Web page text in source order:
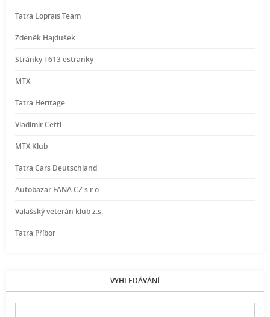
Tatra Loprais Team
Zdeněk Hajdušek
Stránky T613 estranky
MTX
Tatra Heritage
Vladimír Cettl
MTX Klub
Tatra Cars Deutschland
Autobazar FANA CZ s.r.o.
Valašský veterán klub z.s.
Tatra Příbor
VYHLEDÁVÁNÍ